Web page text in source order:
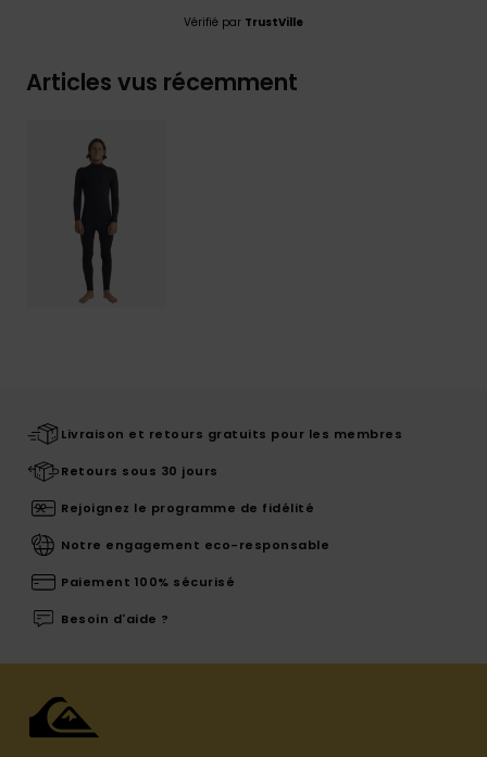
Vérifié par TrustVille
Articles vus récemment
Livraison et retours gratuits pour les membres
Retours sous 30 jours
Rejoignez le programme de fidélité
Notre engagement eco-responsable
Paiement 100% sécurisé
Besoin d'aide ?